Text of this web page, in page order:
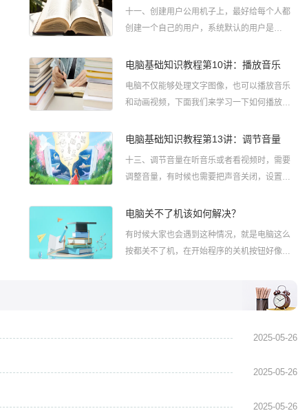
十一、创建用户公用机子上，最好给每个人都
创建一个自己的用户，系统默认的用户是
进入控制面板1）点“开始－控制面板”进入控制
电脑基础知识教程第10讲：播放音乐
电脑不仅能够处理文字图像，也可以播放音乐
和动画视频，下面我们来学习一下如何播放音
Mp3格式、Wma格式，和CD格式等， 一般只
电脑基础知识教程第13讲：调节音量
十三、调节音量在听音乐或者看视频时，需要
调整音量，有时候也需要把声音关闭，设置成
边有一个“系统托盘”，里面有一个小喇叭图标，
电脑关不了机该如何解决？
有时候大家也会遇到这种情况，就是电脑这么
按都关不了机，在开始程序的关机按钮好像就
了机是怎么回事呢，后面一招教你电脑关不了
机怎么办。赶紧和小编一起来了解一下吧!电脑
2025-05-26
2025-05-26
2025-05-26